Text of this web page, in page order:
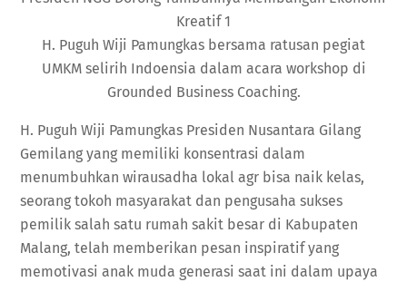
H. Puguh Wiji Pamungkas bersama ratusan pegiat
UMKM selirih Indoensia dalam acara workshop di
Grounded Business Coaching.
H. Puguh Wiji Pamungkas Presiden Nusantara Gilang
Gemilang yang memiliki konsentrasi dalam
menumbuhkan wirausadha lokal agr bisa naik kelas,
seorang tokoh masyarakat dan pengusaha sukses
pemilik salah satu rumah sakit besar di Kabupaten
Malang, telah memberikan pesan inspiratif yang
memotivasi anak muda generasi saat ini dalam upaya